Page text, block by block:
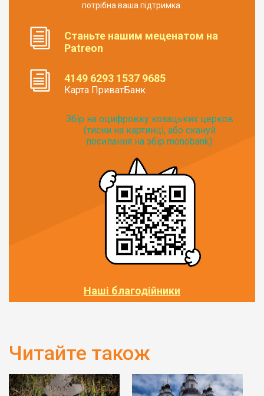
потрібна ваша підтримка.
Станьте нашим меценатом на
Patreon
4149 6293 1537 9685
Карта ПриватБанк
Збір на оцифровку козацьких церков
(тисни на картинці, або скануй
посилання на збір monobank):
Наші благодійники
Читайте також